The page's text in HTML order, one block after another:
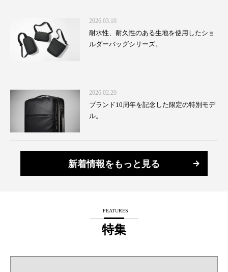
2026.03.10
耐水性、耐久性のある生地を使用したショ
ルダーバッグシリーズ。
2026.02.20
ブランド10周年を記念した限定の特別モデ
ル。
新着情報をもっと見る
FEATURES
特集